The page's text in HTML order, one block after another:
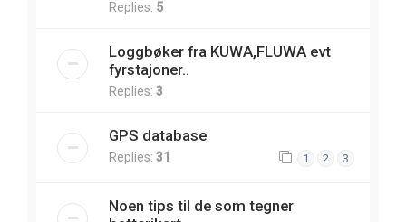
Replies: 5
Loggbøker fra KUWA,FLUWA evt
fyrstajoner..
Replies: 3
GPS database
Replies: 31 1 2 3
Noen tips til de som tegner